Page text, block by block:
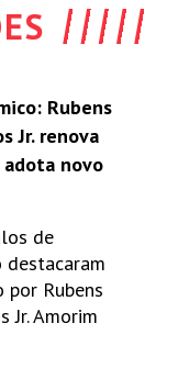
Rubens
Jr. renova
adota novo
de
destacaram
Rubens
Jr. Amorim